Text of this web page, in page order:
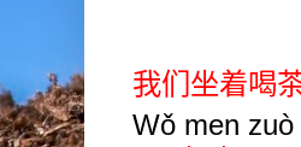
我们坐着喝茶
Wǒ men